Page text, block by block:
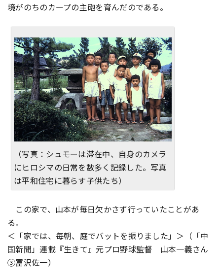
境がのちのカープの主砲を育んだのである。
（写真：シュモーは滞在中、自身のカメラ
にヒロシマの日常を数多く記録した。写真
は平和住宅に暮らす子供たち）
この家で、山本が毎日欠かさず行っていたことがあ
る。
＜「家では、毎朝、庭でバットを振りました」＞（「中
国新聞」連載『生きて』元プロ野球監督 山本一義さん
③冨沢佐一）